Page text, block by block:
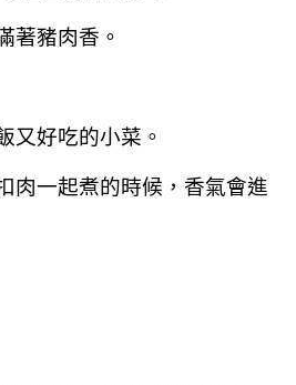
著豬肉香。
又好吃的小菜。
肉一起煮的時候，香氣會進